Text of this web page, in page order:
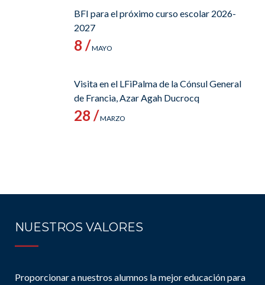
BFI para el próximo curso escolar 2026-
2027
8 /MAYO
Visita en el LFiPalma de la Cónsul General
de Francia, Azar Agah Ducrocq
28 /MARZO
NUESTROS VALORES
Proporcionar a nuestros alumnos la mejor educación para